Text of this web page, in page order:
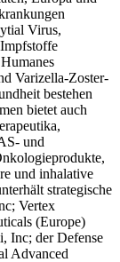
Virus,
Varizella-Zoster-
bestehen
bietet auch
und
und inhalative
strategische
Vertex
(Europe)
Inc; der Defense
Advanced